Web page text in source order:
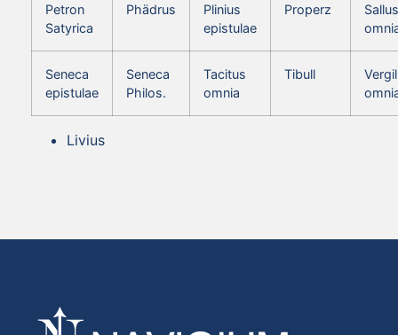
Petron
Satyrica
Phädrus
Plinius
epistulae
Properz
Seneca
epistulae
Seneca
Philos.
Tacitus
omnia
Tibull
Vergil
Livius